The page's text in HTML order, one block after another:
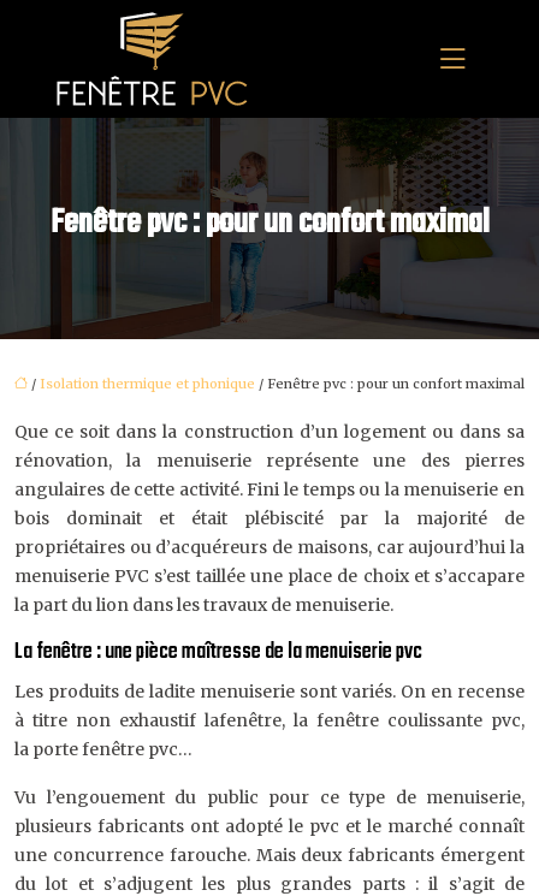
Fenêtre pvc : pour un confort maximal
/ Isolation thermique et phonique / Fenêtre pvc : pour un confort maximal
Que ce soit dans la construction d’un logement ou dans sa
rénovation, la menuiserie représente une des pierres
angulaires de cette activité. Fini le temps ou la menuiserie en
bois dominait et était plébiscité par la majorité de
propriétaires ou d’acquéreurs de maisons, car aujourd’hui la
menuiserie PVC s’est taillée une place de choix et s’accapare
la part du lion dans les travaux de menuiserie.
La fenêtre : une pièce maîtresse de la menuiserie pvc
Les produits de ladite menuiserie sont variés. On en recense
à titre non exhaustif lafenêtre, la fenêtre coulissante pvc,
la porte fenêtre pvc…
Vu l’engouement du public pour ce type de menuiserie,
plusieurs fabricants ont adopté le pvc et le marché connaît
une concurrence farouche. Mais deux fabricants émergent
du lot et s’adjugent les plus grandes parts : il s’agit de